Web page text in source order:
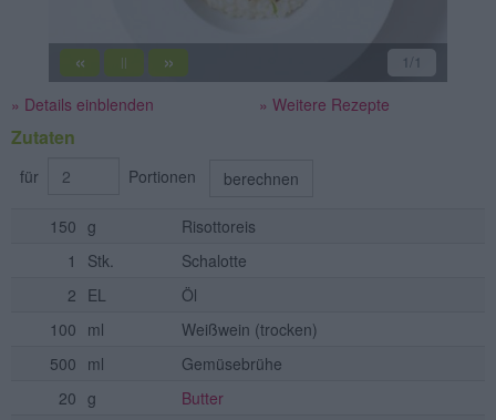
« || » 1 /1
» Details einblenden » Weitere Rezepte
Zutaten
für Portionen berechnen
150 g
Risottoreis
1
Stk.
Schalotte
2 EL
Öl
100 ml Weißwein (trocken)
500 ml
Gemüsebrühe
20 g
Butter